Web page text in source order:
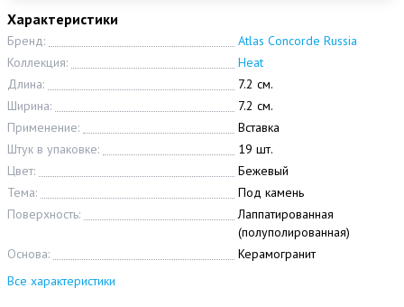
Характеристики
Бренд:
Atlas Concorde Russia
Коллекция:
Heat
Длина:
7.2 см.
Ширина:
7.2 см.
Применение:
Вставка
Штук в упаковке:
19 шт.
Цвет:
Бежевый
Тема:
Под камень
Поверхность:
Лаппатированная
(полуполированная)
Основа:
Керамогранит
Все характеристики